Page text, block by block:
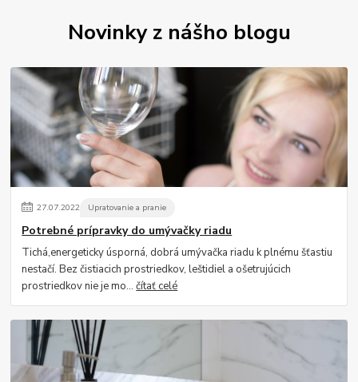
Novinky z nášho blogu
27.07.2022 Upratovanie a pranie
Potrebné prípravky do umývačky riadu
Tichá,energeticky úsporná, dobrá umývačka riadu k plnému šťastiu
nestačí. Bez čistiacich prostriedkov, leštidiel a ošetrujúcich
prostriedkov nie je mo...čítať celé